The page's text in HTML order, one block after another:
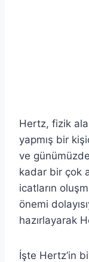
Hertz, fizik
yapmış bir
ve
kadar bir çok
icatların
önemi
hazırlayarak
İşte Hertz’in